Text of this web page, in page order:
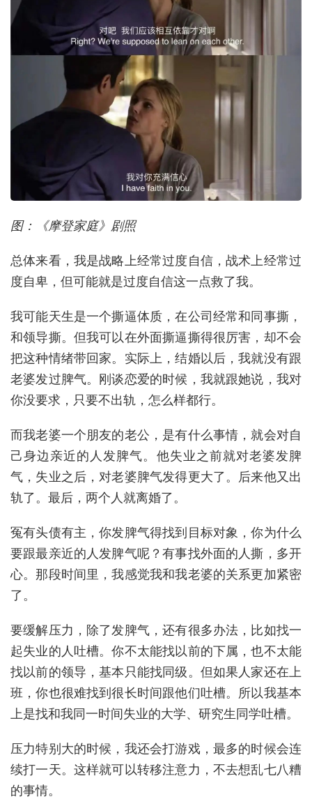
图：《摩登家庭》剧照
总体来看，我是战略上经常过度自信，战术上经常过
度自卑，但可能就是过度自信这一点救了我。
我可能天生是一个撕逼体质，在公司经常和同事撕，
和领导撕。但我可以在外面撕逼撕得很厉害，却不会
把这种情绪带回家。实际上，结婚以后，我就没有跟
老婆发过脾气。刚谈恋爱的时候，我就跟她说，我对
你没要求，只要不出轨，怎么样都行。
而我老婆一个朋友的老公，是有什么事情，就会对自
己身边亲近的人发脾气。他失业之前就对老婆发脾
气，失业之后，对老婆脾气发得更大了。后来他又出
轨了。最后，两个人就离婚了。
冤有头债有主，你发脾气得找到目标对象，你为什么
要跟最亲近的人发脾气呢？有事找外面的人撕，多开
心。那段时间里，我感觉我和我老婆的关系更加紧密
了。
要缓解压力，除了发脾气，还有很多办法，比如找一
起失业的人吐槽。你不太能找以前的下属，也不太能
找以前的领导，基本只能找同级。但如果人家还在上
班，你也很难找到很长时间跟他们吐槽。所以我基本
上是找和我同一时间失业的大学、研究生同学吐槽。
压力特别大的时候，我还会打游戏，最多的时候会连
续打一天。这样就可以转移注意力，不去想乱七八糟
的事情。